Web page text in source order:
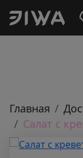
Главная
Салат с